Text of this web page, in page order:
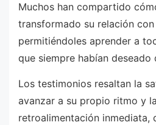
Muchos han compartido
transformado su relación con
permitiéndoles aprender a
que siempre habían deseado
Los testimonios resaltan la
avanzar a su propio ritmo y
retroalimentación inmediata,